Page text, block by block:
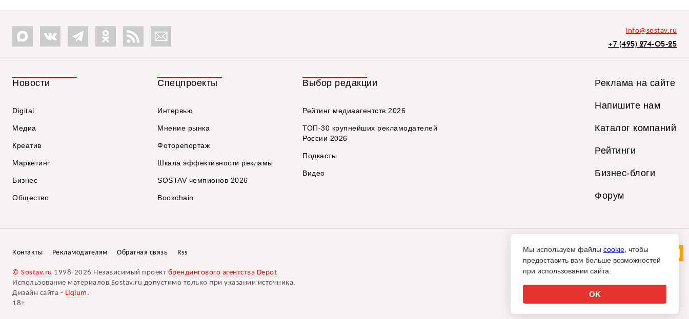
info@sostav.ru
+7 (495) 274-05-25
Новости
Digital
Медиа
Креатив
Маркетинг
Бизнес
Общество
Спецпроекты
Интервью
Мнение рынка
Фоторепортаж
Шкала эффективности рекламы
SOSTAV чемпионов 2026
Bookchain
Выбор редакции
Рейтинг медиаагентств 2026
ТОП-30 крупнейших рекламодателей
России 2026
Подкасты
Видео
Реклама на сайте
Напишите нам
Каталог компаний
Рейтинги
Бизнес-блоги
Форум
Контакты Рекламодателям Обратная связь Rss
© Sostav.ru 1998-2026 Независимый проект брендингового агентства Depot
Использование материалов Sostav.ru допустимо только при указании источника.
Дизайн сайта - Liqium .
18+
Мы используем файлы cookie , чтобы
предоставить вам больше возможностей
при использовании сайта.
OK